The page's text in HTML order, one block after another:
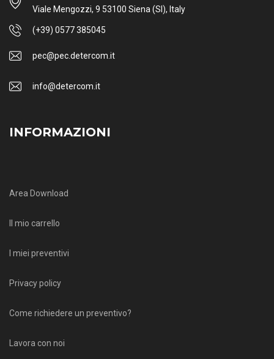
Viale Mengozzi, 9 53100 Siena (SI), Italy
(+39) 0577 385045
pec@pec.detercom.it
info@detercom.it
INFORMAZIONI
Area Download
Il mio carrello
I miei preventivi
Privacy policy
Come richiedere un preventivo?
Lavora con noi